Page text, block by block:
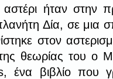
ήταν στην
Δία, σε μια
στον
θεωρίας του ο
ένα βιβλίο που